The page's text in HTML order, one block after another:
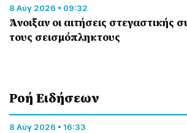
8 Αύγ 2026 • 09:32
Άνοιξαν οι αιτήσεις στεγαστικής
τους σεισμόπληκτους
Ροή Eιδήσεων
8 Αύγ 2026 • 16:33